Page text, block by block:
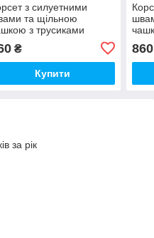
з силуетними
та щільною
з трусиками
₴
Купити
860
за рік